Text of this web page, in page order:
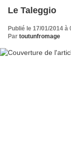
Le Taleggio
Publié le 17/01/2014 à
Par toutunfromage